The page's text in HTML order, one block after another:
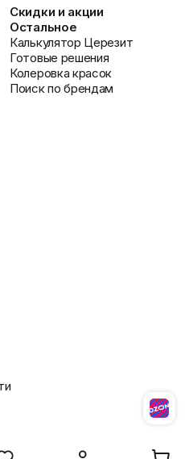
Скидки и акции
Остальное
Калькулятор Церезит
Готовые решения
Колеровка красок
Поиск по брендам